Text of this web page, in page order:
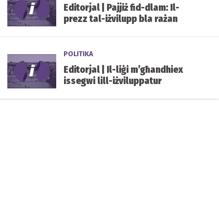
Editorjal | Pajjiż fid-dlam: Il-
prezz tal-iżvilupp bla rażan
POLITIKA
Editorjal | Il-liġi m’għandhiex
issegwi lill-iżviluppatur